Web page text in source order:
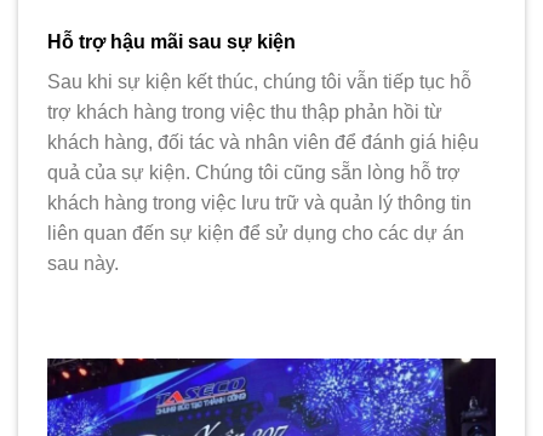
Hỗ trợ hậu mãi sau sự kiện
Sau khi sự kiện kết thúc, chúng tôi vẫn tiếp tục hỗ
trợ khách hàng trong việc thu thập phản hồi từ
khách hàng, đối tác và nhân viên để đánh giá hiệu
quả của sự kiện. Chúng tôi cũng sẵn lòng hỗ trợ
khách hàng trong việc lưu trữ và quản lý thông tin
liên quan đến sự kiện để sử dụng cho các dự án
sau này.